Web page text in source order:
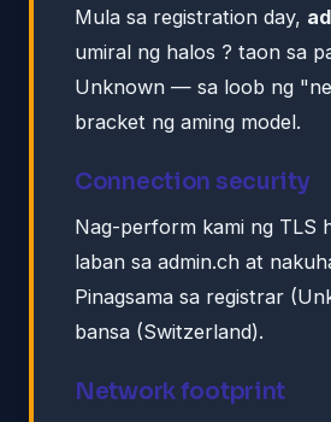
Mula sa registration day,
umiral ng halos ? taon sa
Unknown — sa loob ng
bracket ng aming model.
Connection security
Nag-perform kami ng TLS
laban sa admin.ch at
Pinagsama sa registrar
bansa (Switzerland).
Network footprint